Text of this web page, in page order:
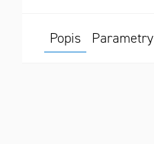
Popis Parametry